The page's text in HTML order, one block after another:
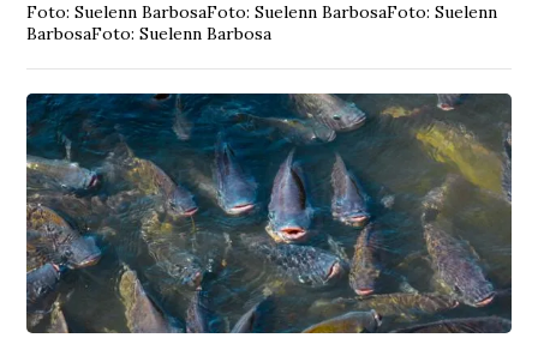
Foto: Suelenn BarbosaFoto: Suelenn BarbosaFoto: Suelenn
BarbosaFoto: Suelenn Barbosa